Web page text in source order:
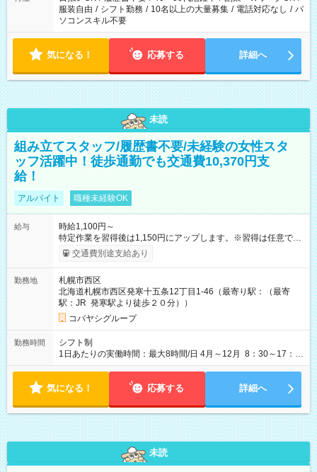
服装自由 / シフト勤務 / 10名以上の大量募集 / 電話対応なし / パ
ソコンスキル不要
気になる！ 応募する 詳細へ
未読
組み立てスタッフ/履歴書不要/未経験の女性スタ
ッフ活躍中！徒歩通勤でも交通費10,370円支
給！
アルバイト 職種未経験OK
給与
時給1,100円～
特定作業を習得後は1,150円にアップします。※習得は任意で
す。 ★軍手は支給します。 ★服装は自由です（指定はありませ
ん）。 ジーンズやワークマンなどの作業服で勤務している方
用期間】試用期間あり 試用期間の長さ：3ヶ月 雇用形態、給与
は本採用時と同じです。
交通費別途支給あり
勤務地
札幌市西区
北海道札幌市西区発寒十五条12丁目1-46（最寄り駅：（最寄
駅：JR 発寒駅より徒歩２０分））
コバヤシグループ
勤務時間
シフト制
1日あたりの実働時間：最大8時間/日 4月～12月 8：30～17：
30 1月～3月 9：00～18：00 上記の時間の中で、面接時にご
気になる！ 応募する 詳細へ
未読